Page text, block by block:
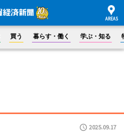
買う 暮らす・働く 学ぶ・知る
2025.09.17